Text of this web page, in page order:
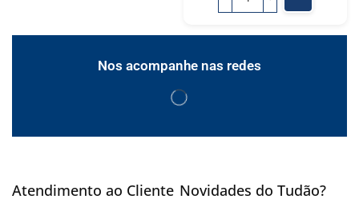
Nos acompanhe nas redes
Atendimento ao Cliente Novidades do Tudão?